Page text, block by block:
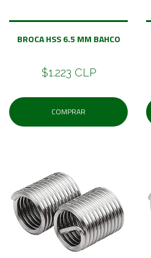
BROCA HSS 6.5 MM BAHCO
$1.223 CLP
COMPRAR